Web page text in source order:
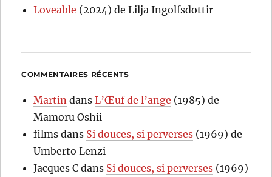
Loveable (2024) de Lilja Ingolfsdottir
COMMENTAIRES RÉCENTS
Martin dansL’Œuf de l’ange (1985) de
Mamoru Oshii
films dans Si douces, si perverses (1969) de
Umberto Lenzi
Jacques C dans Si douces, si perverses (1969)